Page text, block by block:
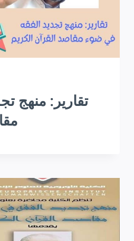
تقارير: منهج